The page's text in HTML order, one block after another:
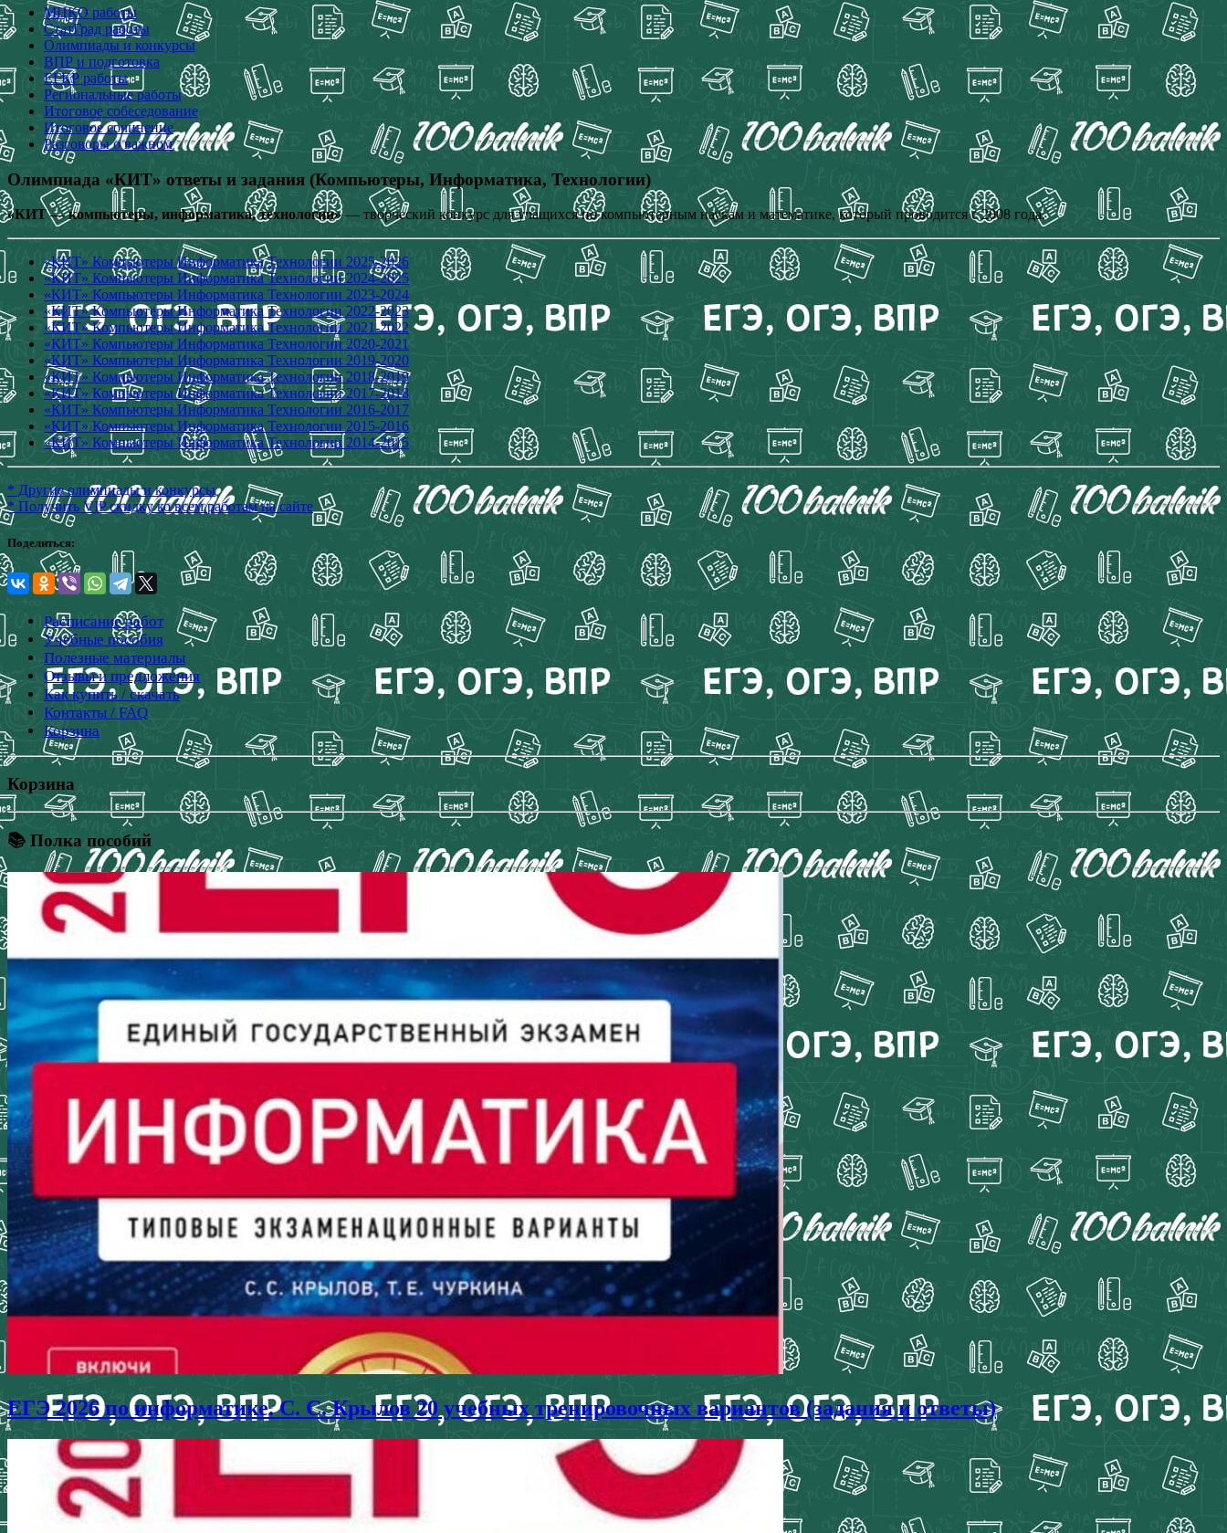
МЦКО работы
СтатГрад работы
Олимпиады и конкурсы
ВПР и подготовка
ЕГКР работы
Региональные работы
Итоговое собеседование
Итоговое сочинение
Разговоры о важном
Олимпиада «КИТ» ответы и задания (Компьютеры, Информатика, Технологии)
«КИТ — компьютеры, информатика, технологии»— творческий конкурс для учащихся по компьютерным наукам и математике, который проводится с 2008 года.
«КИТ» Компьютеры Информатика Технологии 2025-2026
«КИТ» Компьютеры Информатика Технологии 2024-2025
«КИТ» Компьютеры Информатика Технологии 2023-2024
«КИТ» Компьютеры Информатика Технологии 2022-2023
«КИТ» Компьютеры Информатика Технологии 2021-2022
«КИТ» Компьютеры Информатика Технологии 2020-2021
«КИТ» Компьютеры Информатика Технологии 2019-2020
«КИТ» Компьютеры Информатика Технологии 2018-2019
«КИТ» Компьютеры Информатика Технологии 2017-2018
«КИТ» Компьютеры Информатика Технологии 2016-2017
«КИТ» Компьютеры Информатика Технологии 2015-2016
«КИТ» Компьютеры Информатика Технологии 2014-2015
* Другие олимпиады и конкурсы
* Получить VIP скидку ко всем работам на сайте
Поделиться:
Расписание работ
Учебные пособия
Полезные материалы
Отзывы и предложения
Как купить / скачать
Контакты / FAQ
Корзина
Корзина
📚 Полка пособий
ЕГЭ 2026 по информатике. С. С. Крылов 20 учебных тренировочных вариантов (задания и ответы)